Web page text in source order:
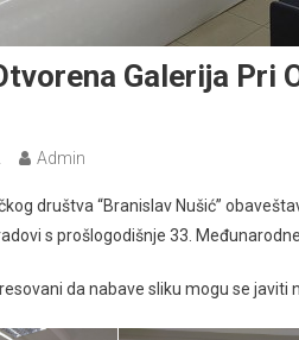
Galerija Pri
Admin
društva “Branislav Nušić”
s prošlogodišnje 33.
da nabave sliku mogu se javiti